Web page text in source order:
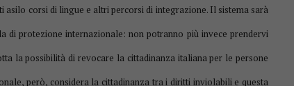
asilo corsi di lingue e altri percorsi di integrazione. Il sistema sarà
protezione internazionale: non potranno più invece prendervi
la possibilità di revocare la cittadinanza italiana per le persone
però, considera la cittadinanza tra i diritti inviolabili e questa